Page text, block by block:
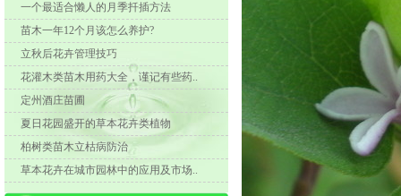
一个最适合懒人的月季扦插方法
苗木一年12个月该怎么养护?
立秋后花卉管理技巧
花灌木类苗木用药大全，谨记有些药..
定州酒庄苗圃
夏日花园盛开的草本花卉类植物
柏树类苗木立枯病防治
草本花卉在城市园林中的应用及市场..